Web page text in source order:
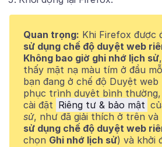
Quan trọng: Khi Firefox được
sử dụng chế độ duyệt web
Không bao giờ ghi nhớ lịch sử
thấy mặt nạ màu tím ở đầu
bạn đang ở chế độ Duyệt
phục trình duyệt bình
cài đặt Riêng tư & bảo mật
sử, như đã giải thích ở trên và
sử dụng chế độ duyệt web
chọn Ghi nhớ lịch sử) và khởi